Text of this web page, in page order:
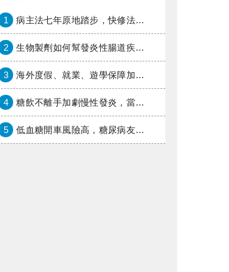
1 病主法七年原地踏步，快修法讓病人自主決定善終
2 生物製劑如何幫發炎性腸道疾病患者抗潰瘍？治療進展與健保給付困境一次看
3 海外度假、就業、遊學保障加倍，富邦產險「一期逐夢」專案加碼遠距醫療與緊急救援
4 糖飲不離手加劇慢性發炎，當心老化與慢性病提早報到
5 低血糖開車風險高，糖尿病友上路必學的安全守則